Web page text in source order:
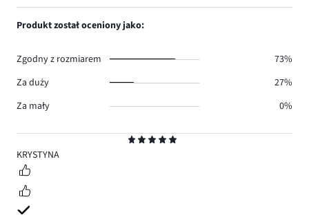
5
KRYSTYNA
1,
Produkt został oceniony jako:
Zgodny z rozmiarem
73%
Za duży
27%
Za mały
0%